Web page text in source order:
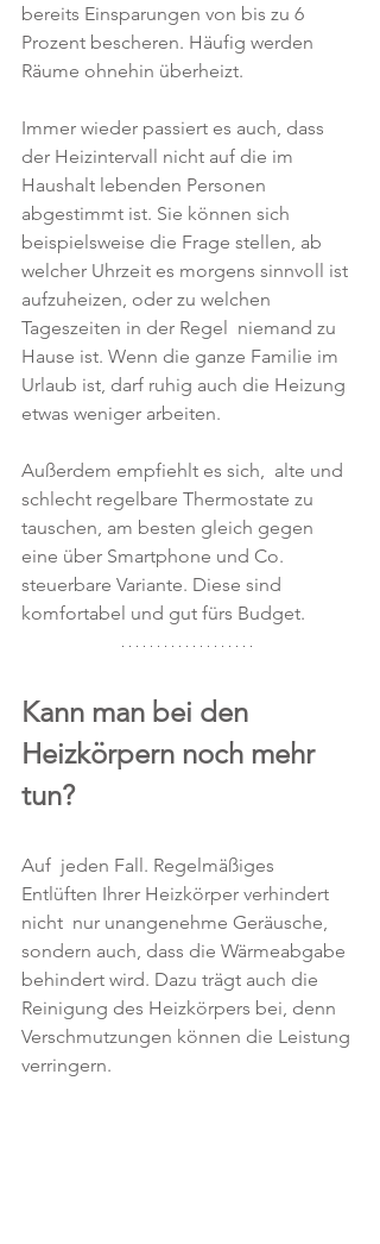
bereits Einsparungen von bis zu 6
Prozent bescheren. Häufig werden
Räume ohnehin überheizt.
Immer wieder passiert es auch, dass
der Heizintervall nicht auf die im
Haushalt lebenden Personen
abgestimmt ist. Sie können sich
beispielsweise die Frage stellen, ab
welcher Uhrzeit es morgens sinnvoll ist
aufzuheizen, oder zu welchen
Tageszeiten in der Regel  niemand zu
Hause ist. Wenn die ganze Familie im
Urlaub ist, darf ruhig auch die Heizung
etwas weniger arbeiten.
Außerdem empfiehlt es sich,  alte und
schlecht regelbare Thermostate zu
tauschen, am besten gleich gegen
eine über Smartphone und Co.
steuerbare Variante. Diese sind
komfortabel und gut fürs Budget.
Kann man bei den
Heizkörpern noch mehr
tun?
Auf  jeden Fall. Regelmäßiges
Entlüften Ihrer Heizkörper verhindert
nicht  nur unangenehme Geräusche,
sondern auch, dass die Wärmeabgabe
behindert wird. Dazu trägt auch die
Reinigung des Heizkörpers bei, denn
Verschmutzungen können die Leistung
verringern.